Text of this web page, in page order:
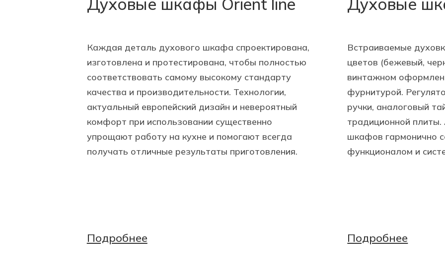
Каждая деталь духового шкафа спроектирована,
изготовлена и протестирована, чтобы полностью
соответствовать самому высокому стандарту
качества и производительности. Технологии,
актуальный европейский дизайн и невероятный
комфорт при использовании существенно
упрощают работу на кухне и помогают всегда
получать отличные результаты приготовления.
Подробнее
Встраиваемые
цветов (бежевый,
винтажном
фурнитурой.
ручки, аналоговый
традиционной
шкафов гармонично
функционалом и
Подробнее